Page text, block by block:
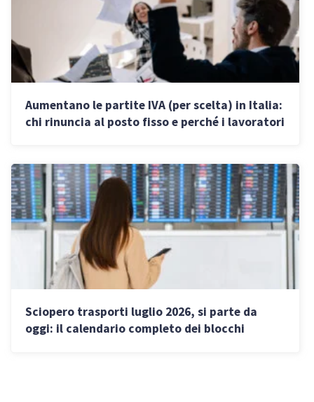
Aumentano le partite IVA (per scelta) in Italia:
chi rinuncia al posto fisso e perché i lavoratori
Sciopero trasporti luglio 2026, si parte da
oggi: il calendario completo dei blocchi